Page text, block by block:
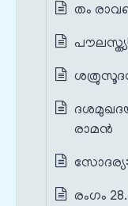
തം
രാമൻ
രംഗം